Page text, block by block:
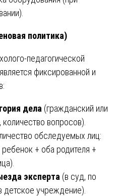
политика)
педагогической
фиксированной и
дела (гражданский или
вопросов).
обследуемых лиц:
+ оба родителя +
эксперта (в суд, по
детское учреждение).